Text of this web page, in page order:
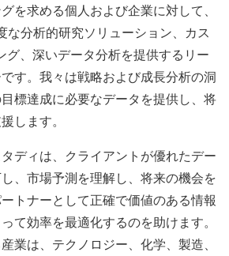
を求める個人および企業に対して、
な分析的研究ソリューション、カス
グ、深いデータ分析を提供するリー
す。我々は戦略および成長分析の洞
標達成に必要なデータを提供し、将
します。
ディは、クライアントが優れたデー
、市場予測を理解し、将来の機会を
トナーとして正確で価値のある情報
て効率を最適化するのを助けます。
業は、テクノロジー、化学、製造、